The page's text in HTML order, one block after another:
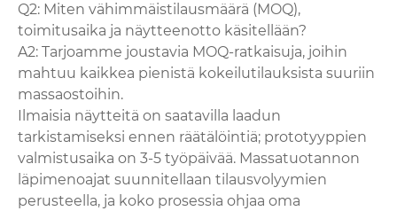
Q2: Miten vähimmäistilausmäärä (MOQ),
toimitusaika ja näytteenotto käsitellään?
A2: Tarjoamme joustavia MOQ-ratkaisuja, joihin
mahtuu kaikkea pienistä kokeilutilauksista suuriin
massaostoihin.
Ilmaisia ​​näytteitä on saatavilla laadun
tarkistamiseksi ennen räätälöintiä; prototyyppien
valmistusaika on 3-5 työpäivää. Massatuotannon
läpimenoajat suunnitellaan tilausvolyymien
perusteella, ja koko prosessia ohjaa oma